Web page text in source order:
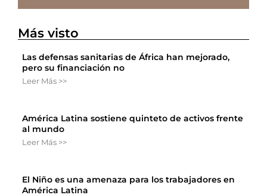
Más visto
Las defensas sanitarias de África han mejorado,
pero su financiación no
Leer Más >>
América Latina sostiene quinteto de activos frente
al mundo
Leer Más >>
El Niño es una amenaza para los trabajadores en
América Latina